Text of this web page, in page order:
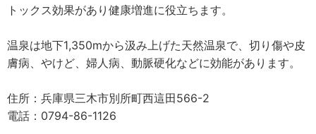
トックス効果があり健康増進に役立ちます。
温泉は地下1,350mから汲み上げた天然温泉で、切り傷や皮
膚病、やけど、婦人病、動脈硬化などに効能があります。
住所：兵庫県三木市別所町西這田566-2
電話：0794-86-1126